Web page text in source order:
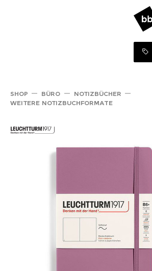
SHOP BÜRO
NOTIZBÜCHER
WEITERE NOTIZBUCHFORMATE